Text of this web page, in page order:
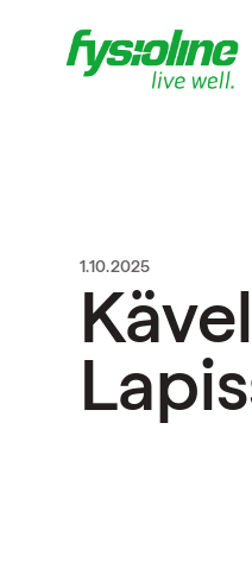
1.10.2025